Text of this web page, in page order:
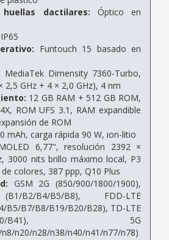
dactilares: Óptico en
IP65
Funtouch 15 basado en
MediaTek Dimensity 7360-Turbo,
2,5 GHz + 4 × 2,0 GHz), 4 nm
12 GB RAM + 512 GB ROM,
ROM UFS 3.1, RAM expandible
de ROM
mAh, carga rápida 90 W, ion-litio
6,77", resolución 2392 ×
3000 nits brillo máximo local, P3
colores, 387 ppp, Q10 Plus
GSM 2G (850/900/1800/1900),
B2/B4/B5/B8), FDD-LTE
B5/B7/B8/B19/B20/B28), TD-LTE
B40/B41), 5G
n20/n28/n38/n40/n41/n77/n78)